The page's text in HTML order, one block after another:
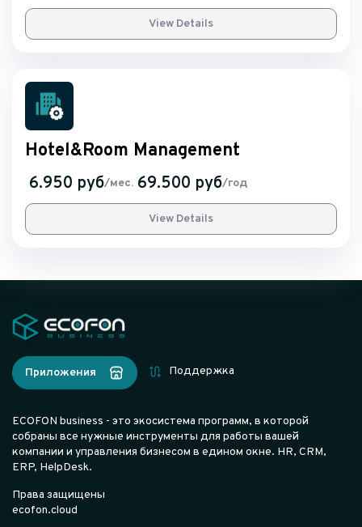
View Details
Hotel&Room Management
6.950 руб/мес. 69.500 руб/год
View Details
Приложения Поддержка
ECOFON business - это экосистема программ, в которой
собраны все нужные инструменты для работы вашей
компании и управления бизнесом в едином окне. HR, CRM,
ERP, HelpDesk.
Права защищены
ecofon.cloud